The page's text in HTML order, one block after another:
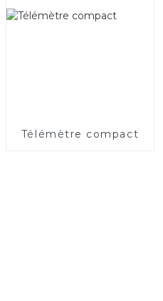
Télémètre compact